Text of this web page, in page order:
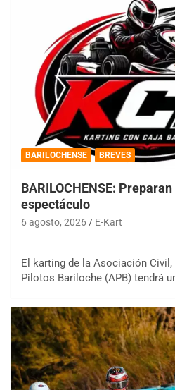
BARILOCHENSE BREVES
BARILOCHENSE:
espectáculo
6 agosto, 2026 E-Kart
El karting de la Asociación
Pilotos Bariloche (APB) tendrá